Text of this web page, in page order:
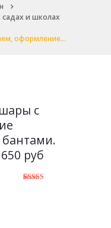
садах и школах
оформление...
с
бантами.
руб